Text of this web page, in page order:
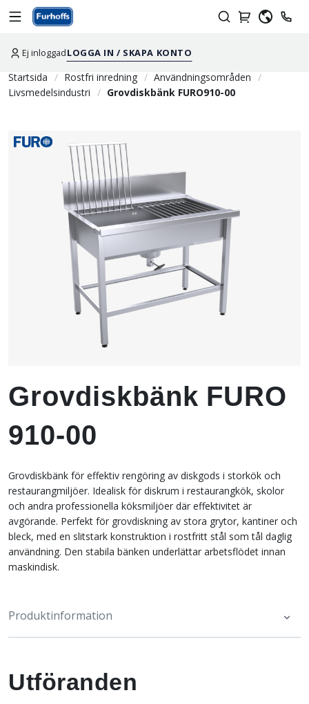
Ej inloggadLOGGA IN / SKAPA KONTO
Startsida Rostfri inredning
Användningsområden
Livsmedelsindustri
Grovdiskbänk FURO910-00
Grovdiskbänk FURO
910-00
Grovdiskbänk för effektiv rengöring av diskgods i storkök och
restaurangmiljöer. Idealisk för diskrum i restaurangkök, skolor
och andra professionella köksmiljöer där effektivitet är
avgörande. Perfekt för grovdiskning av stora grytor, kantiner och
bleck, med en slitstark konstruktion i rostfritt stål som tål daglig
användning. Den stabila bänken underlättar arbetsflödet innan
maskindisk.
Produktinformation
Utföranden